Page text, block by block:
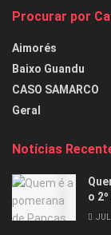
Procurar por
Aimorés
Baixo Guandu
CASO SAMARCO
Geral
Notícias
o